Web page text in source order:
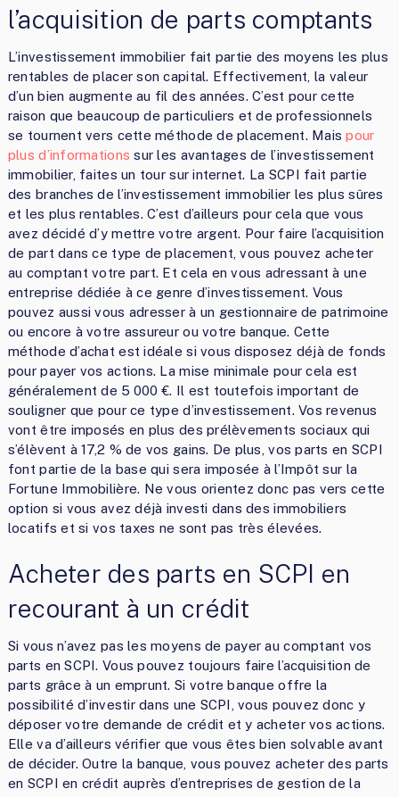
l’acquisition de parts comptants
L’investissement immobilier fait partie des moyens les plus
rentables de placer son capital. Effectivement, la valeur
d’un bien augmente au fil des années. C’est pour cette
raison que beaucoup de particuliers et de professionnels
se tournent vers cette méthode de placement. Maispour
plus d’informations sur les avantages de l’investissement
immobilier, faites un tour sur internet. La SCPI fait partie
des branches de l’investissement immobilier les plus sûres
et les plus rentables. C’est d’ailleurs pour cela que vous
avez décidé d’y mettre votre argent. Pour faire l’acquisition
de part dans ce type de placement, vous pouvez acheter
au comptant votre part. Et cela en vous adressant à une
entreprise dédiée à ce genre d’investissement. Vous
pouvez aussi vous adresser à un gestionnaire de patrimoine
ou encore à votre assureur ou votre banque. Cette
méthode d’achat est idéale si vous disposez déjà de fonds
pour payer vos actions. La mise minimale pour cela est
généralement de 5 000 €. Il est toutefois important de
souligner que pour ce type d’investissement. Vos revenus
vont être imposés en plus des prélèvements sociaux qui
s’élèvent à 17,2 % de vos gains. De plus, vos parts en SCPI
font partie de la base qui sera imposée à l’Impôt sur la
Fortune Immobilière. Ne vous orientez donc pas vers cette
option si vous avez déjà investi dans des immobiliers
locatifs et si vos taxes ne sont pas très élevées.
Acheter des parts en SCPI en
recourant à un crédit
Si vous n’avez pas les moyens de payer au comptant vos
parts en SCPI. Vous pouvez toujours faire l’acquisition de
parts grâce à un emprunt. Si votre banque offre la
possibilité d’investir dans une SCPI, vous pouvez donc y
déposer votre demande de crédit et y acheter vos actions.
Elle va d’ailleurs vérifier que vous êtes bien solvable avant
de décider. Outre la banque, vous pouvez acheter des parts
en SCPI en crédit auprès d’entreprises de gestion de la